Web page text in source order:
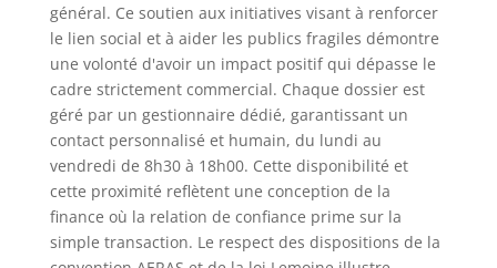
général. Ce soutien aux initiatives visant à renforcer
le lien social et à aider les publics fragiles démontre
une volonté d'avoir un impact positif qui dépasse le
cadre strictement commercial. Chaque dossier est
géré par un gestionnaire dédié, garantissant un
contact personnalisé et humain, du lundi au
vendredi de 8h30 à 18h00. Cette disponibilité et
cette proximité reflètent une conception de la
finance où la relation de confiance prime sur la
simple transaction. Le respect des dispositions de la